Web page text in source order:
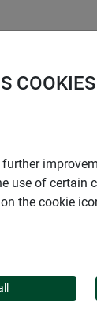
COOKIES
use of certain
the cookie